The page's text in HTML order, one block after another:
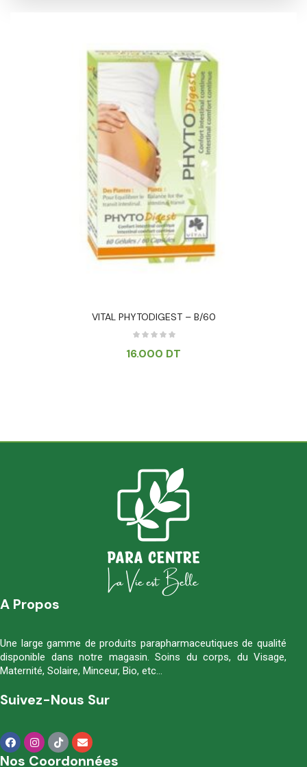
VITAL PHYTODIGEST – B/60
16.000 DT
A Propos
Une large gamme de produits parapharmaceutiques de qualité
disponible dans notre magasin. Soins du corps, du Visage,
Maternité, Solaire, Minceur, Bio, etc…
Suivez-Nous Sur
Nos Coordonnées